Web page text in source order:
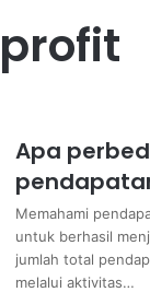
Apa
Memahami
untuk berhasil
jumlah total
melalui aktivitas…